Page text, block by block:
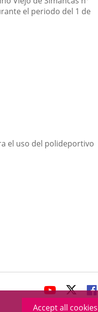
Accept all cookies
el periodo del 1 de
el uso del polideportivo
LINK
TO
LINK
TO